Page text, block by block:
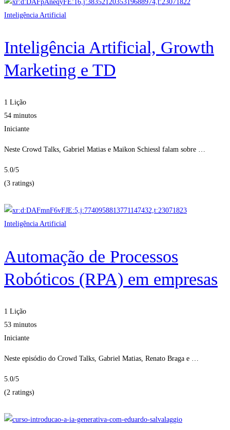
Inteligência Artificial
Inteligência Artificial, Growth
Marketing e TD
1 Lição
54 minutos
Iniciante
Neste Crowd Talks, Gabriel Matias e Maikon Schiessl falam sobre …
5.0/5
(3 ratings)
Inteligência Artificial
Automação de Processos
Robóticos (RPA) em empresas
1 Lição
53 minutos
Iniciante
Neste episódio do Crowd Talks, Gabriel Matias, Renato Braga e …
5.0/5
(2 ratings)